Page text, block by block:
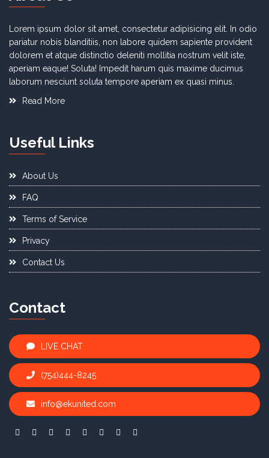
Lorem ipsum dolor sit amet, consectetur adipisicing elit. In odio
pariatur nobis blanditiis, non labore quidem sapiente provident
dolorem et atque distinctio deleniti mollitia nostrum velit iste,
aperiam eaque! Soluta! Impedit harum quis maxime ducimus
laborum nesciunt soluta tempore aperiam ex quasi minus.
Read More
Useful Links
About Us
FAQ
Terms of Service
Privacy
Contact Us
Contact
LIVE CHAT
(754)444-8245
info@ekunited.com